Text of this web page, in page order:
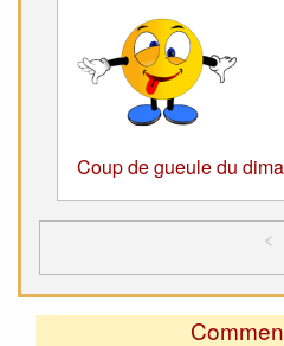
Coup de gueule du
<